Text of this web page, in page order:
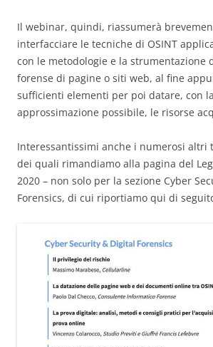
Il webinar, quindi, riassumerà
interfacciare le tecniche di OSINT
con le metodologie e la strumentazione
forense di pagine o siti web, al fine
sufficienti elementi per poi datare, con
approssimazione possibile, le risorse
Interessantissimi anche i numerosi altri
dei quali rimandiamo alla pagina del
2020 – non solo per la sezione Cyber
Forensics, di cui riportiamo qui di